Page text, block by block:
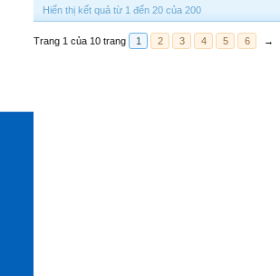
Hiển thị kết quả từ 1 đến 20 của 200
Trang 1 của 10 trang 1 2 3 4 5 6 →